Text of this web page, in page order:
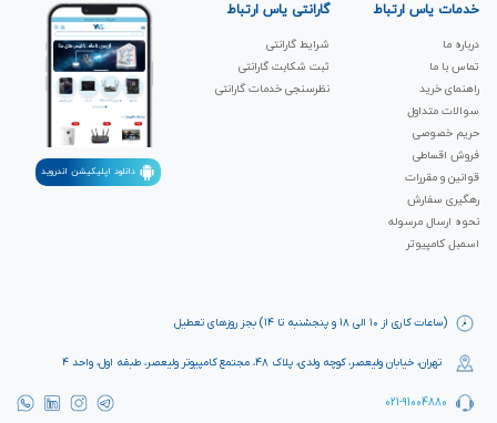
(ساعات کاری از ۱۰ الی ۱۸ و پنجشنبه تا ۱۴) بجز روزهای تعطیل
تهران، خیابان ولیعصر، کوچه ولدی، پلاک ۴۸، مجتمع کامپیوتر ولیعصر، طبقه اول، واحد ۴
021-91004880
خدمات یاس ارتباط
درباره ما
تماس با ما
راهنمای خرید
سوالات متداول
حریم خصوصی
فروش اقساطی
قوانین و مقررات
رهگیری سفارش
نحوه ارسال مرسوله
اسمبل کامپیوتر
گارانتی یاس ارتباط
شرایط گارانتی
ثبت شکابت‌ گارانتی
نظرسنجی خدمات گارانتی
دانلود اپلیکیشن اندروید